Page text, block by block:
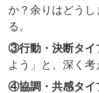
か？余りはどう
る。
③行動・決断タイ
よう」と、深く考
④協調・共感タイ